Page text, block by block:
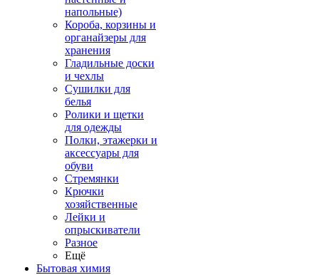
напольные)
Короба, корзины и
органайзеры для
хранения
Гладильные доски
и чехлы
Сушилки для
белья
Ролики и щетки
для одежды
Полки, этажерки и
аксессуары для
обуви
Стремянки
Крючки
хозяйственные
Лейки и
опрыскиватели
Разное
Ещё
Бытовая химия